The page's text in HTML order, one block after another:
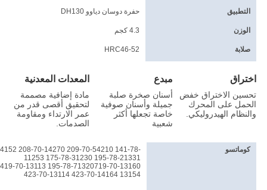
التطبيق حفرة دوسان دياوو DH130
الوزن 4.3 كجم
صلابة HRC46-52
اختراق
تحسين الاختراق خفض
الحمل على المحرك
والنظام الهيدروليكي.
مبدع
أسنان صخرة صلبة
جميلة وأسنان صوفية
خاصة تجعلها أكثر
شعبية
المعدات المعدنية
مادة إضافية مصممة
لتحقيق أقصى قدر من
عمر الارتداء ومقاومة
الصدمات.
كوماتسو
208-70-14270 209-70-54210 141-78-
11253 175-78-31230 195-78-21331
13154 423-70-14164 423-70-13114